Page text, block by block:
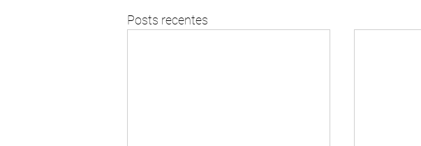
Posts recentes